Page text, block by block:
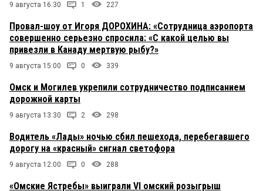
9 августа 16:30 1 227
Провал-шоу от Игоря ДОРОХИНА: «Сотрудница аэропорта
совершенно серьезно спросила: «С какой целью вы
привезли в Канаду мертвую рыбу?»
9 августа 15:00 0 339
Омск и Могилев укрепили сотрудничество подписанием
дорожной карты
9 августа 13:30 2 298
Водитель «Лады» ночью сбил пешехода, перебегавшего
дорогу на «красный» сигнал светофора
9 августа 12:00 0 288
«Омские Ястребы» выиграли VI омский розыгрыш